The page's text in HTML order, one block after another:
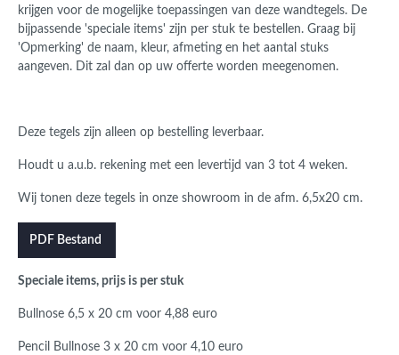
krijgen voor de mogelijke toepassingen van deze wandtegels. De
bijpassende 'speciale items' zijn per stuk te bestellen. Graag bij
'Opmerking' de naam, kleur, afmeting en het aantal stuks
aangeven. Dit zal dan op uw offerte worden meegenomen.
Deze tegels zijn alleen op bestelling leverbaar.
Houdt u a.u.b. rekening met een levertijd van 3 tot 4 weken.
Wij tonen deze tegels in onze showroom in de afm. 6,5x20 cm.
PDF Bestand
Speciale items, prijs is per stuk
Bullnose 6,5 x 20 cm voor 4,88 euro
Pencil Bullnose 3 x 20 cm voor 4,10 euro